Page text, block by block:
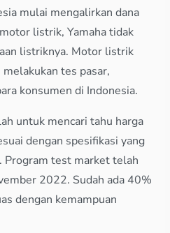
mulai mengalirkan dana
listrik, Yamaha tidak
listriknya. Motor listrik
tes pasar,
konsumen di Indonesia.
untuk mencari tahu harga
dengan spesifikasi yang
Program test market telah
2022. Sudah ada 40%
dengan kemampuan